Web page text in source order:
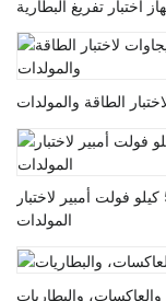
بنك أحمال مُعبأ في حاويات بقدرة 5000 كيلو فولت أمبير لاختبار
المولدات
والبطاريات